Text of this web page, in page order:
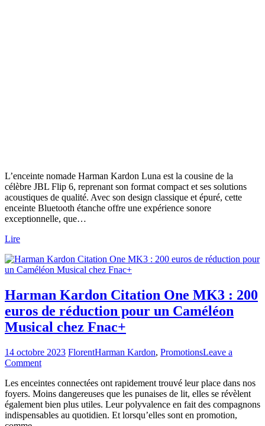
vous
soyez
!
L’enceinte nomade Harman Kardon Luna est la cousine de la
célèbre JBL Flip 6, reprenant son format compact et ses solutions
acoustiques de qualité. Avec son design classique et épuré, cette
enceinte Bluetooth étanche offre une expérience sonore
exceptionnelle, que…
Lire
Harman Kardon Citation One MK3 : 200
euros de réduction pour un Caméléon
Musical chez Fnac+
14 octobre 2023 FlorentHarman Kardon, PromotionsLeave a
Commenton
Kardon
Citation
One
MK3
Les enceintes connectées ont rapidement trouvé leur place dans nos
foyers. Moins dangereuses que les punaises de lit, elles se révèlent
également bien plus utiles. Leur polyvalence en fait des compagnons
indispensables au quotidien. Et lorsqu’elles sont en promotion,